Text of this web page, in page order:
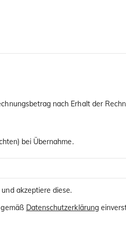
nach Erhalt der
bei Übernahme.
akzeptiere diese.
Datenschutzerklärung